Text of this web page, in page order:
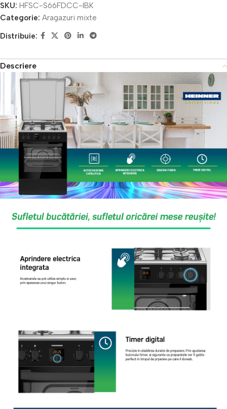
SKU: HFSC-S66FDCC-IBK
Categorie: Aragazuri mixte
Distribuie:
Descriere